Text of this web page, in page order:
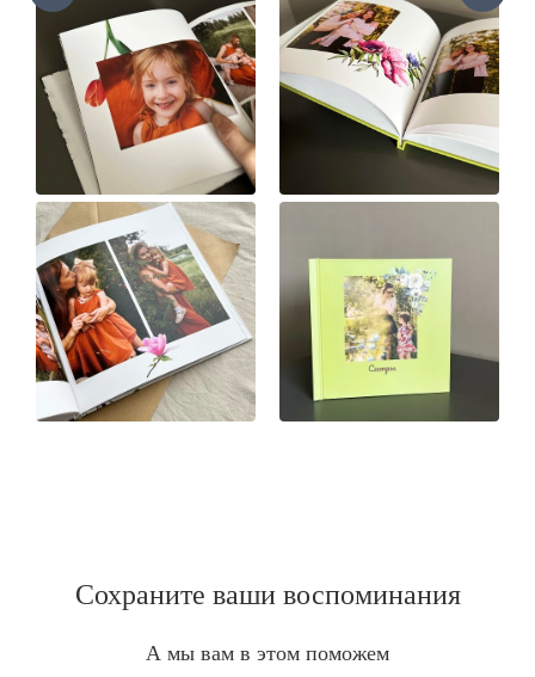
Сохраните ваши воспоминания
А мы вам в этом поможем